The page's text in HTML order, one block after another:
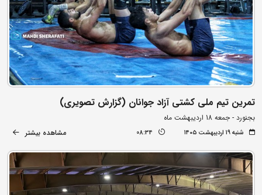
تمرین تیم ملی کشتی آزاد جوانان (گزارش تصویری)
بجنورد - جمعه 18 اردیبهشت ماه
شنبه ۱۹ اردیبهشت ۱۴۰۵ 08:34 مشاهده بیشتر